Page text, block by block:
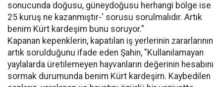
sonucunda doğusu, güneydoğusu herhangi bölge ise
25 kuruş ne kazanmıştır-' sorusu sorulmalıdır. Artık
benim Kürt kardeşim bunu soruyor."
Kapanan kepenklerin, kapatılan iş yerlerinin zararlarının
artık sorulduğunu ifade eden Şahin, "Kullanılamayan
yaylalarda üretilemeyen hayvanların değerinin hesabını
sormak durumunda benim Kürt kardeşim. Kaybedilen